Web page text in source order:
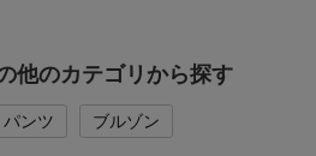
他のカテゴリから探す
パンツ ブルゾン